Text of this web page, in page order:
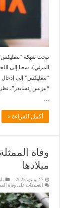
تبحث شبكة
المرئي)، سعيا إلى
“نتفليكس” إلى
“بيزنس إنسايدر”،
أكمل القراءة »
وفاة
ميلادها
17 يونيو، 2026
التعليقاتعلى وفاة